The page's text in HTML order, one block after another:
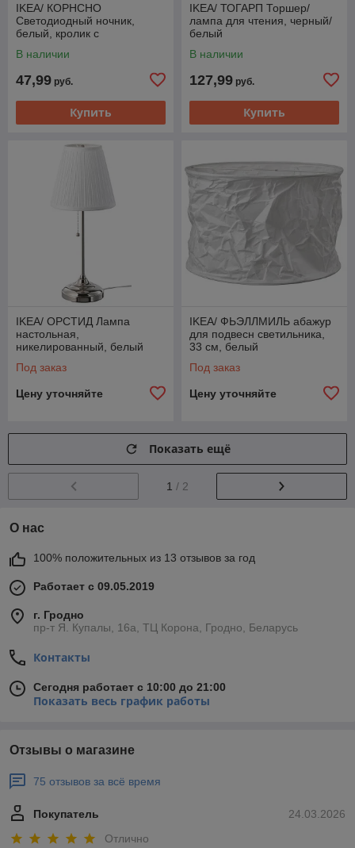
IKEA/ КОРНСНО
Светодиодный ночник,
белый, кролик с
В наличии
47,99 руб.
Купить
IKEA/ ТОГАРП Торшер/
лампа для чтения, черный/
белый
В наличии
127,99 руб.
Купить
IKEA/ ОРСТИД Лампа
настольная,
никелированный, белый
Под заказ
Цену уточняйте
IKEA/ ФЬЭЛЛМИЛЬ абажур
для подвесн светильника,
33 см, белый
Под заказ
Цену уточняйте
Показать ещё
1 / 2
О нас
100% положительных из 13 отзывов за год
Работает с 09.05.2019
г. Гродно
пр-т Я. Купалы, 16а, ТЦ Корона, Гродно, Беларусь
Контакты
Сегодня работает с 10:00 до 21:00
Показать весь график работы
Отзывы о магазине
75 отзывов за всё время
24.03.2026
Покупатель
Отлично